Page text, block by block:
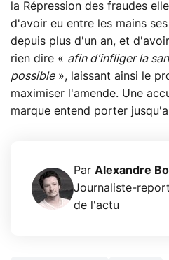
la Répression des fraudes
d'avoir eu entre les mains
depuis plus d'un an, et
rien dire « afin d'infliger la
possible», laissant ainsi le
maximiser l'amende. Une
marque entend porter
Par Alexandre
Journaliste-
de l'actu